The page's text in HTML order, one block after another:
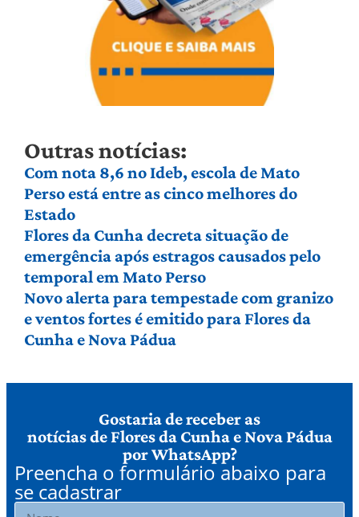
Outras notícias:
Com nota 8,6 no Ideb, escola de Mato
Perso está entre as cinco melhores do
Estado
Flores da Cunha decreta situação de
emergência após estragos causados pelo
temporal em Mato Perso
Novo alerta para tempestade com granizo
e ventos fortes é emitido para Flores da
Cunha e Nova Pádua
Gostaria de receber as
notícias de Flores da Cunha e Nova Pádua
por WhatsApp?
Preencha o formulário abaixo para
se cadastrar